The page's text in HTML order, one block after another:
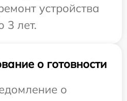
устройства
3 лет.
о готовности
о